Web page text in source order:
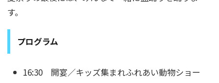
す。
プログラム
16:30 開宴／キッズ集まれふれあい動物ショー